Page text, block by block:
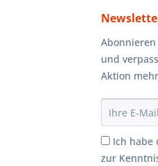
und
Aktion
Ich habe
zur